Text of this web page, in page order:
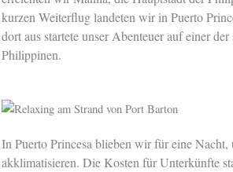
kurzen Weiterflug landeten wir in Puerto
dort aus startete unser Abenteuer auf einer
Philippinen.
In Puerto Princesa blieben wir für eine Nacht,
akklimatisieren. Die Kosten für Unterkünfte